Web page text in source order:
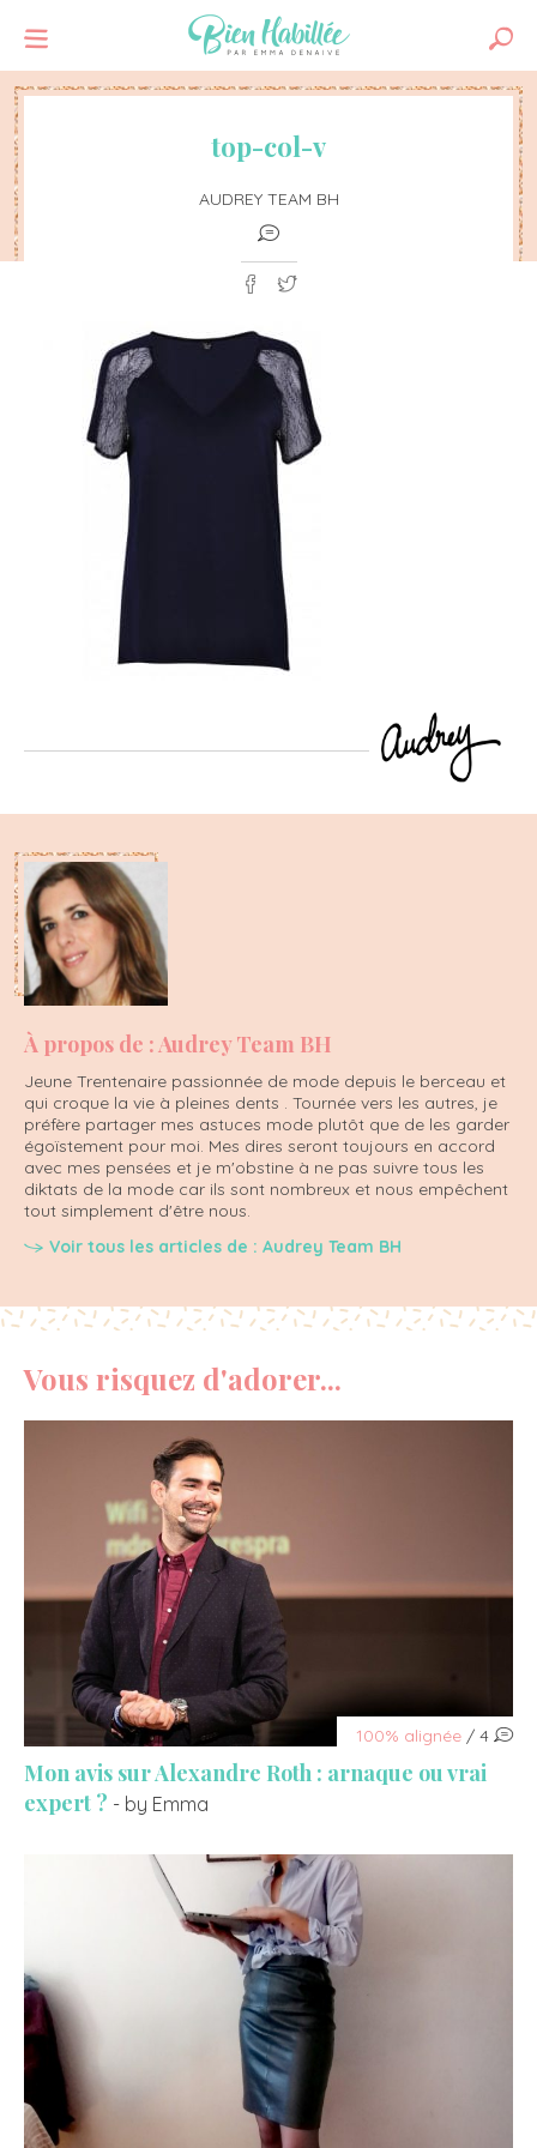
top-col-v
AUDREY TEAM BH
À propos de : Audrey Team BH
Jeune Trentenaire passionnée de mode depuis le berceau et
qui croque la vie à pleines dents . Tournée vers les autres, je
préfère partager mes astuces mode plutôt que de les garder
égoïstement pour moi. Mes dires seront toujours en accord
avec mes pensées et je m'obstine à ne pas suivre tous les
diktats de la mode car ils sont nombreux et nous empêchent
tout simplement d'être nous.
Voir tous les articles de : Audrey Team BH
Vous risquez d'adorer...
100% alignée / 4
Mon avis sur Alexandre Roth : arnaque ou vrai
expert ? - by Emma